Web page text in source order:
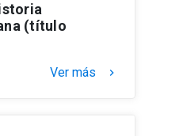
(título
Ver más keyboard_arrow_right